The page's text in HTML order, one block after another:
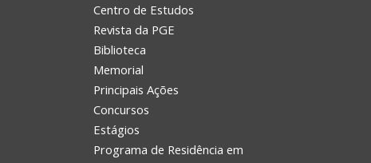
Centro de Estudos
Revista da PGE
Biblioteca
Memorial
Principais Ações
Concursos
Estágios
Programa de Residência em